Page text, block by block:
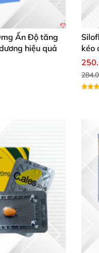
Ấn Độ tăng
hiệu quả
kéo
giới